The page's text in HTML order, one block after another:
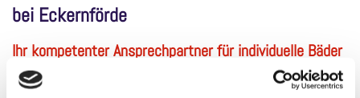
bei Eckernförde
Ihr kompetenter Ansprechpartner für individuelle Bäder
und warme Häuser